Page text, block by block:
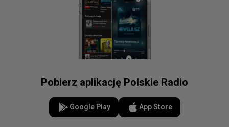
Pobierz aplikację Polskie Radio
Google Play App Store